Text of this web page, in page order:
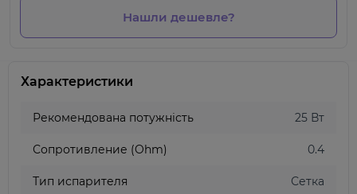
Нашли дешевле?
Характеристики
Рекомендована потужність 25 Вт
Сопротивление (Ohm) 0.4
Тип испарителя Сетка